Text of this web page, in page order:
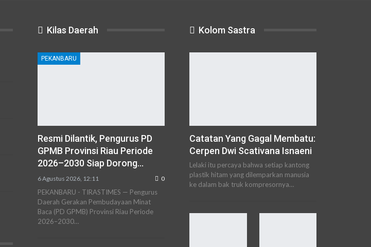
Kilas Daerah
PEKANBARU
Resmi Dilantik, Pengurus PD
GPMB Provinsi Riau Periode
2026–2030 Siap Dorong…
6 Agustus 2026, 12:11 0
PEKANBARU - TIRASTIMES — Pengurus
Daerah Gerakan Pembudayaan Minat
Baca (PD GPMB) Provinsi Riau Periode
2026–2030…
Kolom Sastra
Catatan Yang Gagal Membatu:
Cerpen Dwi Scativana Isnaeni
Lelaki itu percaya bahwa setiap kantong
plastik hitam yang dilemparkan manusia
ke dalam bak truk kompresornya…